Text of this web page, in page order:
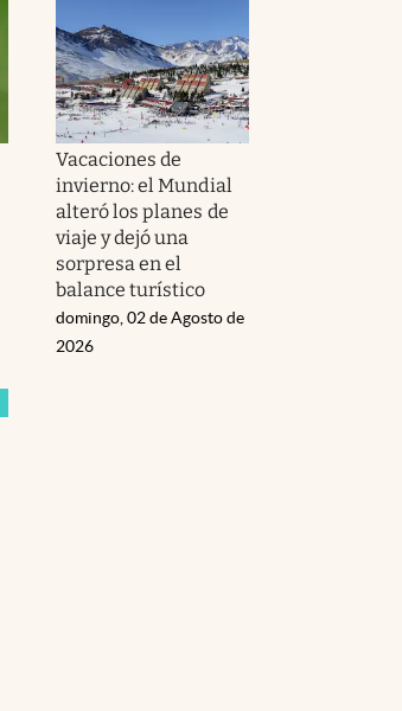
Vacaciones de
invierno: el Mundial
alteró los planes de
viaje y dejó una
sorpresa en el
balance turístico
domingo, 02 de Agosto de
2026